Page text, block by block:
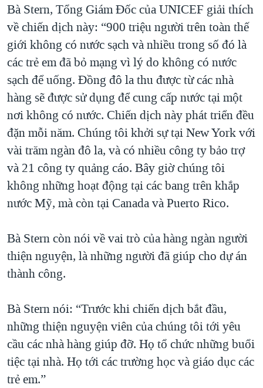
CÁC GIÁ TRỊ CỘNG HÒA Ở VIỆT NAM
THƯỢNG ĐỈNH TRUMP-KIM TẠI VIỆT NAM
TRỊNH VĨNH BÌNH VS. CHÍNH PHỦ VIỆT NAM
NGƯ DÂN VIỆT VÀ LÀN SÓNG TRỘM HẢI SÂM
BÊN KIA QUỐC LỘ: TIẾNG VỌNG TỪ NÔNG THÔN MỸ
QUAN HỆ VIỆT MỸ
Bà Stern, Tổng Giám Đốc của UNICEF giải thích
về chiến dịch này: “900 triệu người trên toàn thế
giới không có nước sạch và nhiều trong số đó là
các trẻ em đã bỏ mạng vì lý do không có nước
sạch để uống. Đồng đô la thu được từ các nhà
hàng sẽ được sử dụng để cung cấp nước tại một
nơi không có nước. Chiến dịch này phát triển đều
đặn mỗi năm. Chúng tôi khởi sự tại New York với
vài trăm ngàn đô la, và có nhiều công ty bảo trợ
và 21 công ty quảng cáo. Bây giờ chúng tôi
không những hoạt động tại các bang trên khắp
nước Mỹ, mà còn tại Canada và Puerto Rico.
Bà Stern còn nói về vai trò của hàng ngàn người
thiện nguyện, là những người đã giúp cho dự án
thành công.
Bà Stern nói: “Trước khi chiến dịch bắt đầu,
những thiện nguyện viên của chúng tôi tới yêu
cầu các nhà hàng giúp đỡ. Họ tổ chức những buổi
tiệc tại nhà. Họ tới các trường học và giáo dục các
trẻ em.”